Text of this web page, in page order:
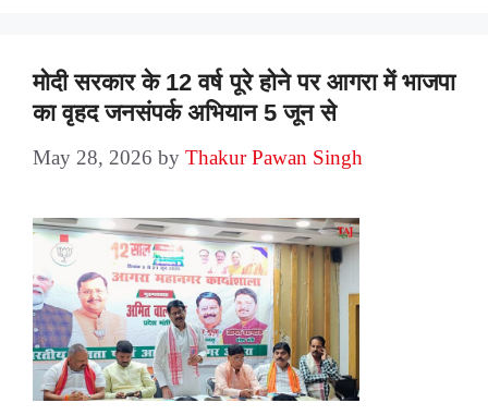
मोदी सरकार के 12 वर्ष पूरे होने पर आगरा में भाजपा
का वृहद जनसंपर्क अभियान 5 जून से
May 28, 2026 by Thakur Pawan Singh